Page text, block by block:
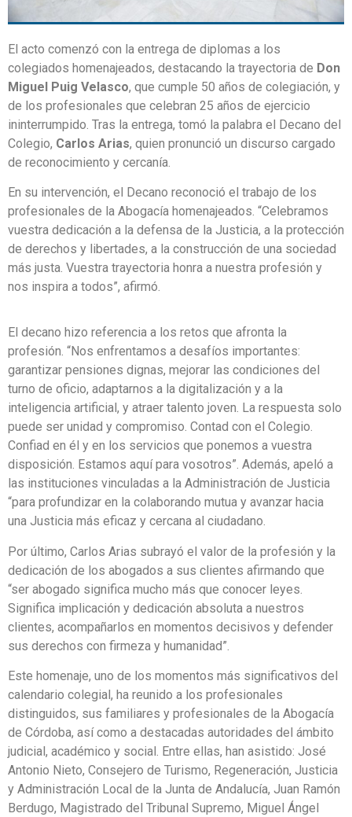
El acto comenzó con la entrega de diplomas a los
colegiados homenajeados, destacando la trayectoria de Don
Miguel Puig Velasco, que cumple 50 años de colegiación, y
de los profesionales que celebran 25 años de ejercicio
ininterrumpido. Tras la entrega, tomó la palabra el Decano del
Colegio, Carlos Arias, quien pronunció un discurso cargado
de reconocimiento y cercanía.
En su intervención, el Decano reconoció el trabajo de los
profesionales de la Abogacía homenajeados. “Celebramos
vuestra dedicación a la defensa de la Justicia, a la protección
de derechos y libertades, a la construcción de una sociedad
más justa. Vuestra trayectoria honra a nuestra profesión y
nos inspira a todos”, afirmó.
El decano hizo referencia a los retos que afronta la
profesión. “Nos enfrentamos a desafíos importantes:
garantizar pensiones dignas, mejorar las condiciones del
turno de oficio, adaptarnos a la digitalización y a la
inteligencia artificial, y atraer talento joven. La respuesta solo
puede ser unidad y compromiso. Contad con el Colegio.
Confiad en él y en los servicios que ponemos a vuestra
disposición. Estamos aquí para vosotros”. Además, apeló a
las instituciones vinculadas a la Administración de Justicia
“para profundizar en la colaborando mutua y avanzar hacia
una Justicia más eficaz y cercana al ciudadano.
Por último, Carlos Arias subrayó el valor de la profesión y la
dedicación de los abogados a sus clientes afirmando que
“ser abogado significa mucho más que conocer leyes.
Significa implicación y dedicación absoluta a nuestros
clientes, acompañarlos en momentos decisivos y defender
sus derechos con firmeza y humanidad”.
Este homenaje, uno de los momentos más significativos del
calendario colegial, ha reunido a los profesionales
distinguidos, sus familiares y profesionales de la Abogacía
de Córdoba, así como a destacadas autoridades del ámbito
judicial, académico y social. Entre ellas, han asistido: José
Antonio Nieto, Consejero de Turismo, Regeneración, Justicia
y Administración Local de la Junta de Andalucía, Juan Ramón
Berdugo, Magistrado del Tribunal Supremo, Miguel Ángel